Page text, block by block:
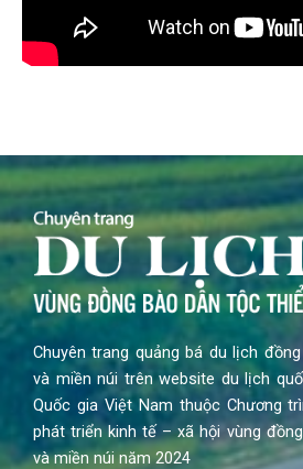
Chuyên trang quảng bá du lịch
và miền núi trên website du lịch
Quốc gia Việt Nam thuộc Chương
phát triển kinh tế – xã hội vùng
và miền núi năm 2024